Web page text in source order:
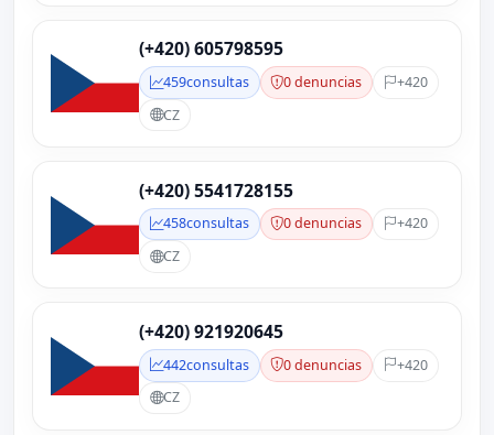
(+420) 605798595
459consultas 0 denuncias
+420
CZ
(+420) 5541728155
458consultas 0 denuncias
+420
CZ
(+420) 921920645
442consultas 0 denuncias
+420
CZ